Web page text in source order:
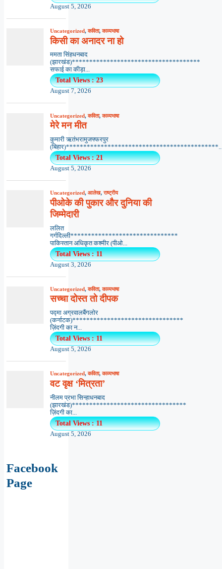
August 5, 2026
Uncategorized,कविता,काव्यभाषा
किसी का अनादर ना हो
ममता सिंहधनबाद
(झारखंड)*************************************
सफाई का कीड़ा...
Total Views : 23
August 7, 2026
Uncategorized,कविता,काव्यभाषा
मेरे मन मीत
कुमारी ऋतंभरामुजफ्फरपुर
Total Views : 21
August 5, 2026
Uncategorized, आलेख,राष्ट्रीय
पीओके की पुकार और दुनिया की
जिम्मेदारी
ललित
गर्गदिल्ली*******************************
पाकिस्तान अधिकृत कश्मीर (पीओ...
Total Views : 11
August 3, 2026
Uncategorized,कविता,काव्यभाषा
सच्चा दोस्त तो दीपक
पद्मा अग्रवालबैंगलोर
(कर्नाटक)********************************
ज़िंदगी का न...
Total Views : 11
August 5, 2026
Uncategorized,कविता,काव्यभाषा
वट वृक्ष ‘मित्रता’
नीलम प्रभा सिन्हाधनबाद
(झारखंड)*********************************
ज़िंदगी का...
Total Views : 11
August 5, 2026
Facebook
Page